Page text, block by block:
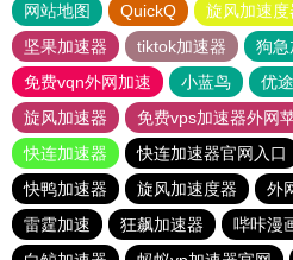
网站地图 QuickQ 旋风加速度
坚果加速器
tiktok加速器
狗急
免费vqn外网加速
小蓝鸟 优
旋风加速器
免费vps加速器外网
快连加速器
快连加速器官网入口
快鸭加速器
旋风加速度器 外
雷霆加速
狂飙加速器 哔咔漫